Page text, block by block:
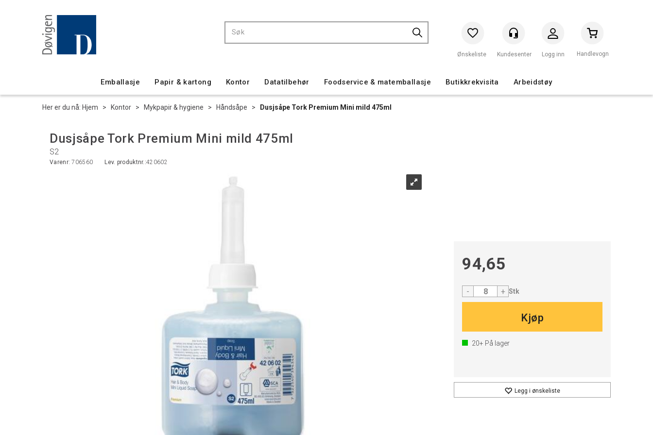
Logg inn Handlevogn
Emballasje Papir & kartong Kontor Datatilbehør Foodservice & matemballasje Butikkrekvisita Arbeidstøy
Her er du nå: Hjem > Kontor > Mykpapir & hygiene > Håndsåpe > Dusjsåpe Tork Premium Mini mild 475ml
Dusjsåpe Tork Premium Mini mild 475ml
S2
Varenr:706560 Lev. produktnr.:420602
94,65
- + Stk
Kjøp
20+ På lager
Legg i ønskeliste